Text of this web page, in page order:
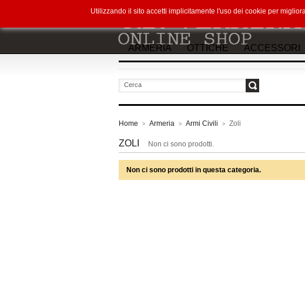
ARMERIA OTTICHE ACCESSORI
Home > Armeria > Armi Civili > Zoli
ZOLI Non ci sono prodotti.
Non ci sono prodotti in questa categoria.
Utilizzando il sito accetti implicitamente l'uso dei cookie per